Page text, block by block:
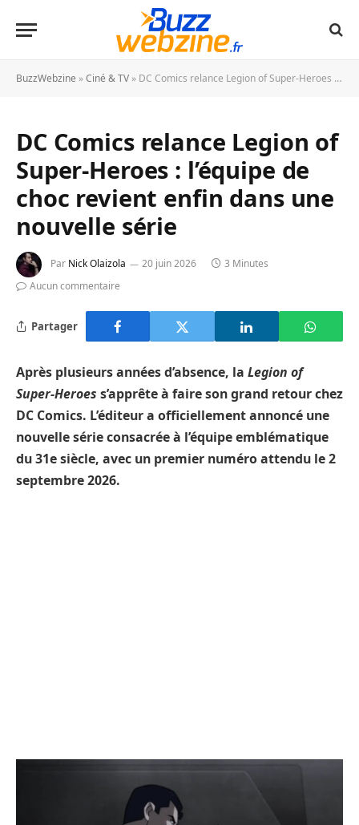
BuzzWebzine »Ciné & TV » DC Comics relance Legion of Super-Heroes : l’équipe de choc revient enfin dans une nouvelle série
DC Comics relance Legion of
Super-Heroes : l’équipe de
choc revient enfin dans une
nouvelle série
Par Nick Olaizola 20 juin 2026
3 Minutes
Aucun commentaire
Partager
Après plusieurs années d’absence, la Legion of
Super-Heroes s’apprête à faire son grand retour chez
DC Comics. L’éditeur a officiellement annoncé une
nouvelle série consacrée à l’équipe emblématique
du 31e siècle, avec un premier numéro attendu le 2
septembre 2026.